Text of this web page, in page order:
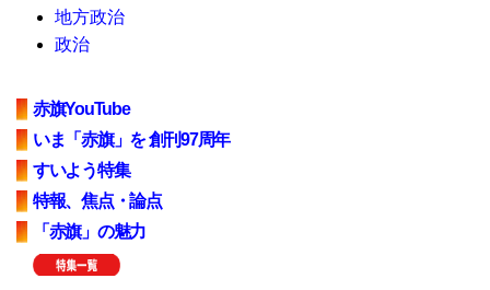
地方政治
政治
赤旗YouTube
いま「赤旗」を 創刊97周年
すいよう特集
特報、焦点・論点
「赤旗」の魅力